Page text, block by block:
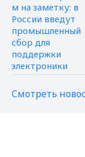
Смотреть